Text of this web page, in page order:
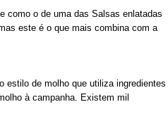
como o de uma das Salsas enlatadas
este é o que mais combina com a
de molho que utiliza ingredientes
à campanha. Existem mil